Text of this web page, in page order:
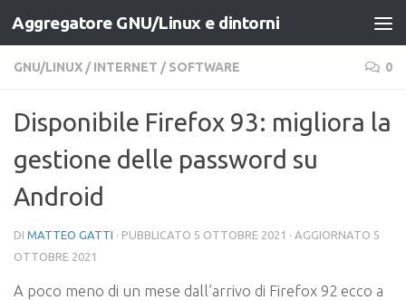
Salta al contenuto
Aggregatore GNU/Linux e dintorni
GNU/LINUX / INTERNET / SOFTWARE 0
Disponibile Firefox 93: migliora la
gestione delle password su
Android
DI MATTEO GATTI · PUBBLICATO 5 OTTOBRE 2021 · AGGIORNATO 5
OTTOBRE 2021
A poco meno di un mese dall’arrivo di Firefox 92 ecco a